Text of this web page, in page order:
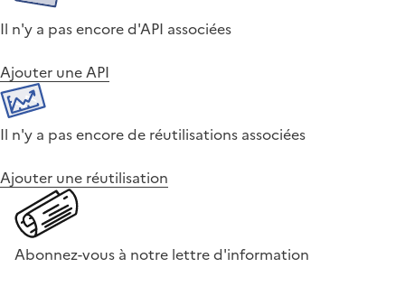
Il n'y a pas encore d'API associées
Ajouter une API
Il n'y a pas encore de réutilisations associées
Ajouter une réutilisation
Abonnez-vous à notre lettre d'information